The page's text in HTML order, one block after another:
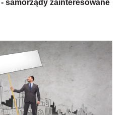
samorządy zainteresowane